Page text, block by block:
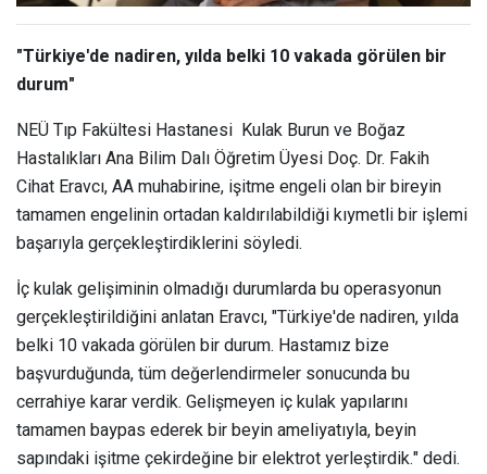
"Türkiye'de nadiren, yılda belki 10 vakada görülen bir
durum"
NEÜ Tıp Fakültesi Hastanesi Kulak Burun ve Boğaz
Hastalıkları Ana Bilim Dalı Öğretim Üyesi Doç. Dr. Fakih
Cihat Eravcı, AA muhabirine, işitme engeli olan bir bireyin
tamamen engelinin ortadan kaldırılabildiği kıymetli bir işlemi
başarıyla gerçekleştirdiklerini söyledi.
İç kulak gelişiminin olmadığı durumlarda bu operasyonun
gerçekleştirildiğini anlatan Eravcı, "Türkiye'de nadiren, yılda
belki 10 vakada görülen bir durum. Hastamız bize
başvurduğunda, tüm değerlendirmeler sonucunda bu
cerrahiye karar verdik. Gelişmeyen iç kulak yapılarını
tamamen baypas ederek bir beyin ameliyatıyla, beyin
sapındaki işitme çekirdeğine bir elektrot yerleştirdik." dedi.